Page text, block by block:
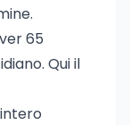
65
Qui il